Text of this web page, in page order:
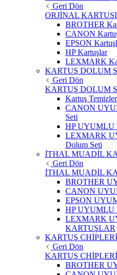
Geri Dön
ORJİNAL
BROTHER
CANON
EPSON
HP Kartuşlar
LEXMARK
KARTUŞ DOLUM
Geri Dön
KARTUŞ DOLUM
Kartuş
CANON
Seti
HP UYUMLU
LEXMARK
Dolum Seti
İTHAL MUADİL
Geri Dön
İTHAL MUADİL
BROTHER
CANON
EPSON
HP
LEXMARK
KARTUŞLAR
KARTUŞ CHİPLERİ
Geri Dön
KARTUŞ CHİPLERİ
BROTHER